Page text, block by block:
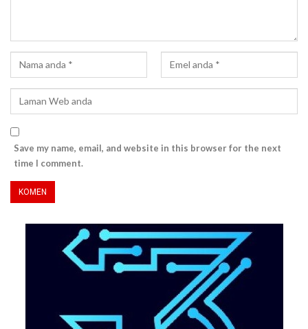
Save my name, email, and website in this browser for the next
time I comment.